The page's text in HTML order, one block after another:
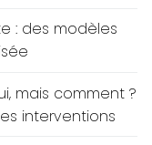
: des modèles
mais comment ?
interventions